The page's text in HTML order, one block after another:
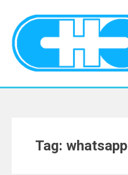
Tag: whatsapp